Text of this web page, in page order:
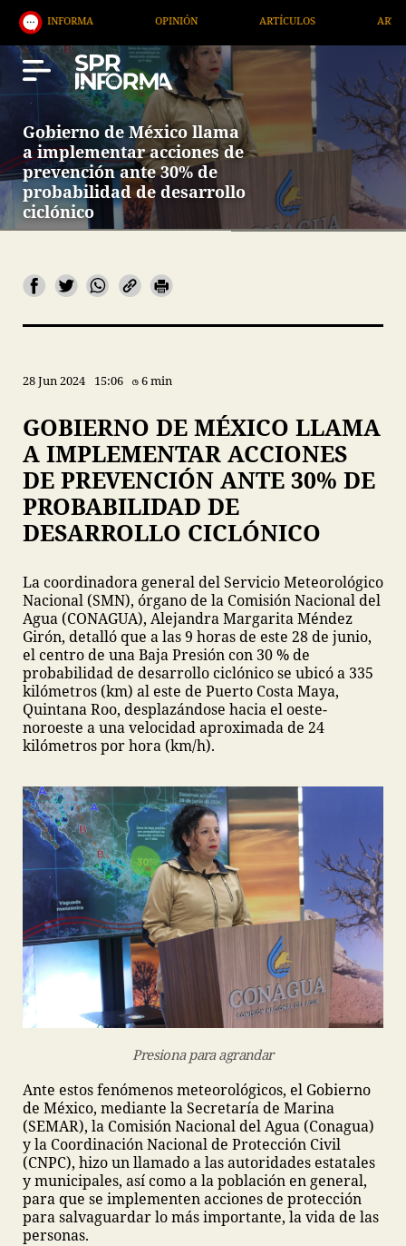
OPINIÓN ARTÍCULOS ARTE /
Gobierno de México llama
a implementar acciones de
prevención ante 30% de
probabilidad de desarrollo
ciclónico
28 Jun 2024 15:06 6 min
GOBIERNO DE MÉXICO LLAMA
A IMPLEMENTAR ACCIONES
DE PREVENCIÓN ANTE 30% DE
PROBABILIDAD DE
DESARROLLO CICLÓNICO
La coordinadora general del Servicio Meteorológico
Nacional (SMN), órgano de la Comisión Nacional del
Agua (CONAGUA), Alejandra Margarita Méndez
Girón, detalló que a las 9 horas de este 28 de junio,
el centro de una Baja Presión con 30 % de
probabilidad de desarrollo ciclónico se ubicó a 335
kilómetros (km) al este de Puerto Costa Maya,
Quintana Roo, desplazándose hacia el oeste-
noroeste a una velocidad aproximada de 24
kilómetros por hora (km/h).
Presiona para agrandar
Ante estos fenómenos meteorológicos, el Gobierno
de México, mediante la Secretaría de Marina
(SEMAR), la Comisión Nacional del Agua (Conagua)
y la Coordinación Nacional de Protección Civil
(CNPC), hizo un llamado a las autoridades estatales
y municipales, así como a la población en general,
para que se implementen acciones de protección
para salvaguardar lo más importante, la vida de las
personas.